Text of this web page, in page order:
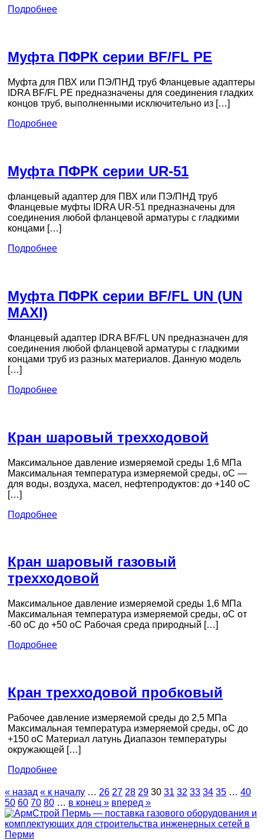
Подробнее
Муфта ПФРК серии BF/FL PE
Муфта для ПВХ или ПЭ/ПНД труб Фланцевые адаптеры
IDRA BF/FL PE предназначены для соединения гладких
концов труб, выполненными исключительно из […]
Подробнее
Муфта ПФРК серии UR-51
фланцевый адаптер для ПВХ или ПЭ/ПНД труб
Фланцевые муфты IDRA UR-51 предназначены для
соединения любой фланцевой арматуры с гладкими
концами […]
Подробнее
Муфта ПФРК серии BF/FL UN (UN
MAXI)
Фланцевый адаптер IDRA BF/FL UN предназначен для
соединения любой фланцевой арматуры с гладкими
концами труб из разных материалов. Данную модель
[…]
Подробнее
Кран шаровый трехходовой
Максимальное давление измеряемой среды 1,6 МПа
Максимальная температура измеряемой среды, оС —
для воды, воздуха, масел, нефтепродуктов: до +140 оС
[…]
Подробнее
Кран шаровый газовый
трехходовой
Максимальное давление измеряемой среды 1,6 МПа
Максимальная температура измеряемой среды, оС от
-60 оС до +50 оС Рабочая среда природный […]
Подробнее
Кран трехходовой пробковый
Рабочее давление измеряемой среды до 2,5 МПа
Максимальная температура измеряемой среды, оС до
+150 оС Материал латунь Диапазон температуры
окружающей […]
Подробнее
« назад « к началу … 26 27 28 29 30 31 32 33 34 35 … 40
50 60 70 80 … в конец » вперед »